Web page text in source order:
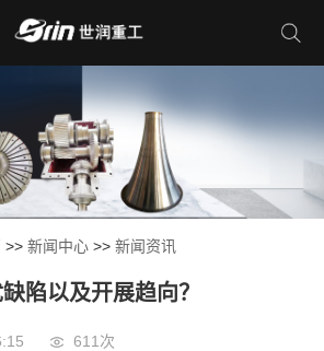
>> 新闻中心 >> 新闻资讯
陷以及开展趋向？
611次